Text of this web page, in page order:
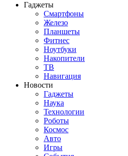
Гаджеты
Смартфоны
Железо
Планшеты
Фитнес
Ноутбуки
Накопители
ТВ
Навигация
Новости
Гаджеты
Наука
Технологии
Роботы
Космос
Авто
Игры